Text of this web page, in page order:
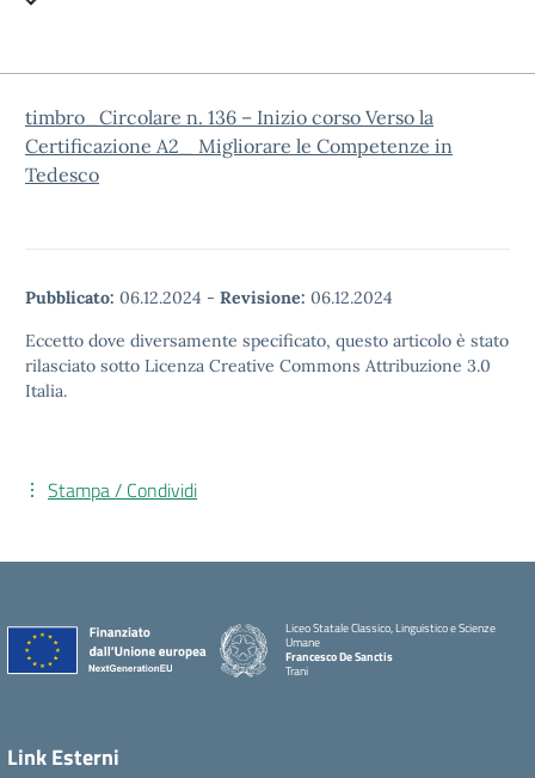
timbro_Circolare n. 136 – Inizio corso Verso la
Certificazione A2_ Migliorare le Competenze in
Tedesco
Pubblicato: 06.12.2024 - Revisione: 06.12.2024
Eccetto dove diversamente specificato, questo articolo è stato
rilasciato sotto Licenza Creative Commons Attribuzione 3.0
Italia.
Stampa / Condividi
Liceo Statale Classico, Linguistico e Scienze
Umane
Francesco De Sanctis
Trani
Link Esterni